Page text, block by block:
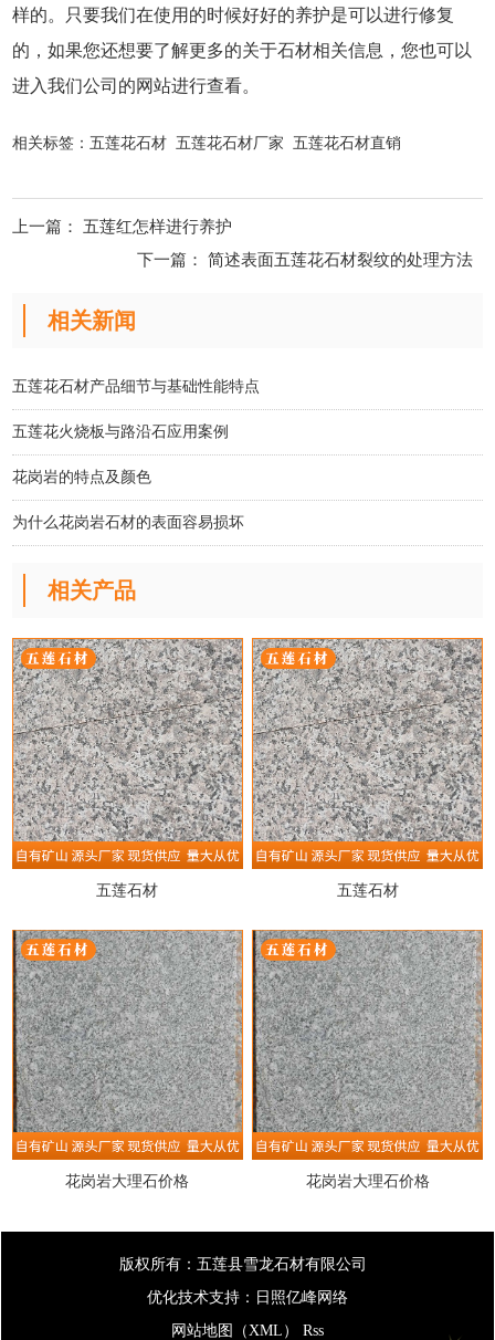
样的。只要我们在使用的时候好好的养护是可以进行修复
的，如果您还想要了解更多的关于石材相关信息，您也可以
进入我们公司的网站进行查看。
相关标签： 五莲花石材 五莲花石材厂家 五莲花石材直销
上一篇： 五莲红怎样进行养护
下一篇：简述表面五莲花石材裂纹的处理方法
相关新闻
五莲花石材产品细节与基础性能特点
五莲花火烧板与路沿石应用案例
花岗岩的特点及颜色
为什么花岗岩石材的表面容易损坏
相关产品
五莲石材 五莲石材
花岗岩大理石价格 花岗岩大理石价格
版权所有：五莲县雪龙石材有限公司
优化技术支持： 日照亿峰网络
网站地图（XML）
Rss